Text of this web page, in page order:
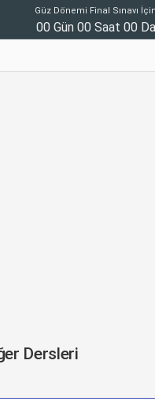
Güz Dönemi Final Sınavı
00 Gün 00 Saat 00
Dersleri